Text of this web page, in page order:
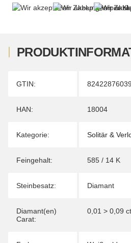
Produkteigenschaft
Wert
GTIN:
HAN: 18004
Kategorie: Solitär &
Feingehalt: 585 / 14 K
Steinbesatz: Diamant
Diamant(en)
Carat:
0,01 > 0,09 ct.